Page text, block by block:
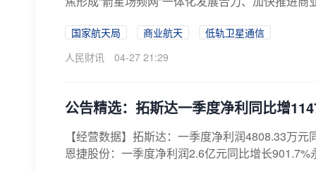
国家航天局 商业航天
低轨卫星通信
人民财讯
04-27 21:29
公告精选：拓斯达一季度净利同比增
【经营数据】拓斯达：一季度净利润4808.33万
恩捷股份：一季度净利润2.6亿元同比增长901.7%